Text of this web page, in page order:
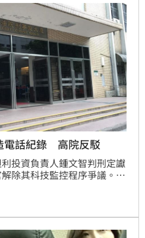
電話紀錄 高院反駁
投資負責人鍾文智判刑定讞
除其科技監控程序爭議。週
此，高等法院發出聲明並還